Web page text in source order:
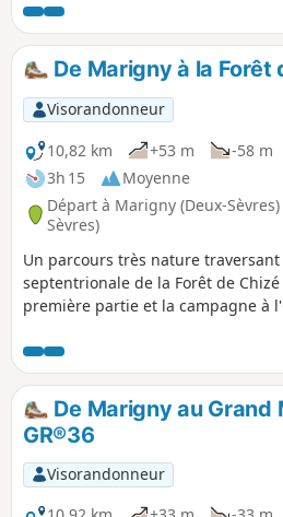
Le terroir est principalement
et bois. Au fil des saisons,
botanique et faunistique à
De Marigny à la Forêt
Visorandonneur
10,82 km
+53 m
-58 m
3h 15
Moyenne
Départ à Marigny (Deux-Sèvres)
Sèvres)
Un parcours très nature
septentrionale de la Forêt de
première partie et la campagne à
aux paysages variés et reposants
moment paisible. Possibilité de
biches ou chevreuils et des oiseaux
secteur. Marigny a été la patrie
barde poitevin : Yves Rabaut.
De Marigny au Grand
GR®36
Visorandonneur